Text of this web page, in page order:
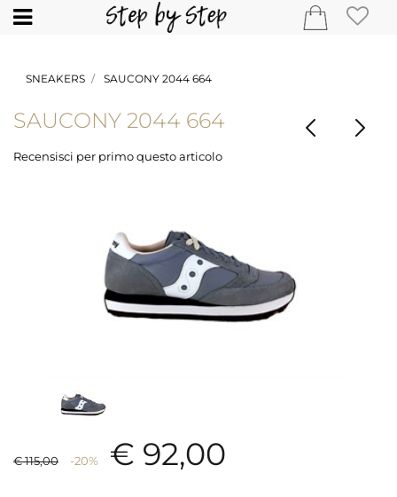
Open
SNEAKERS SAUCONY 2044 664
SAUCONY 2044 664
Recensisci per primo questo articolo
€ 115,00 -20% € 92,00